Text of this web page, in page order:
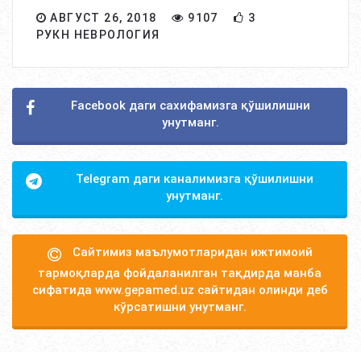
АВГУСТ 26, 2018 9107
3
РУКН НЕВРОЛОГИЯ
Facebook даги сахифамизга қўшилишни
унутманг.
Telegram даги каналимизга қўшилишни
унутманг.
Сайтимиз маълумотларидан ижтимоий
тармоқларда фойдаланилган тақдирда манба
сифатида www.gepamed.uz сайтидан олинди деб
кўрсатишни унутманг.